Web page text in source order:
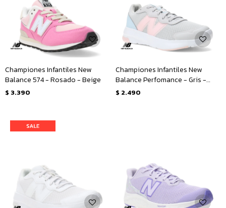
Championes Infantiles New
Balance 574 - Rosado - Beige
$ 3.390
Championes Infantiles New
Balance Perfomance - Gris -
Rosado - Celeste
$ 2.490